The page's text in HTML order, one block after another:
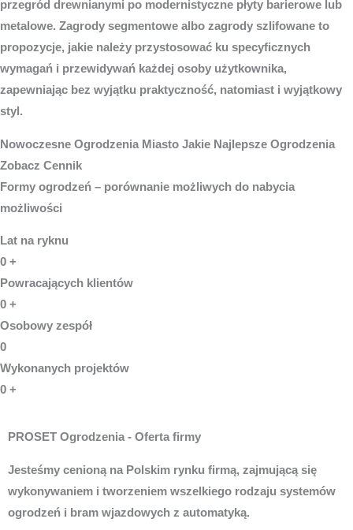
przegród drewnianymi po modernistyczne płyty barierowe lub
metalowe. Zagrody segmentowe albo zagrody szlifowane to
propozycje, jakie należy przystosować ku specyficznych
wymagań i przewidywań każdej osoby użytkownika,
zapewniając bez wyjątku praktyczność, natomiast i wyjątkowy
styl.
Nowoczesne Ogrodzenia Miasto Jakie Najlepsze Ogrodzenia
Zobacz Cennik
Formy ogrodzeń – porównanie możliwych do nabycia
możliwości
Lat na ryknu
0 +
Powracających klientów
0 +
Osobowy zespół
0
Wykonanych projektów
0 +
PROSET Ogrodzenia - Oferta firmy
Jesteśmy cenioną na Polskim rynku firmą, zajmującą się
wykonywaniem i tworzeniem wszelkiego rodzaju systemów
ogrodzeń i bram wjazdowych z automatyką.